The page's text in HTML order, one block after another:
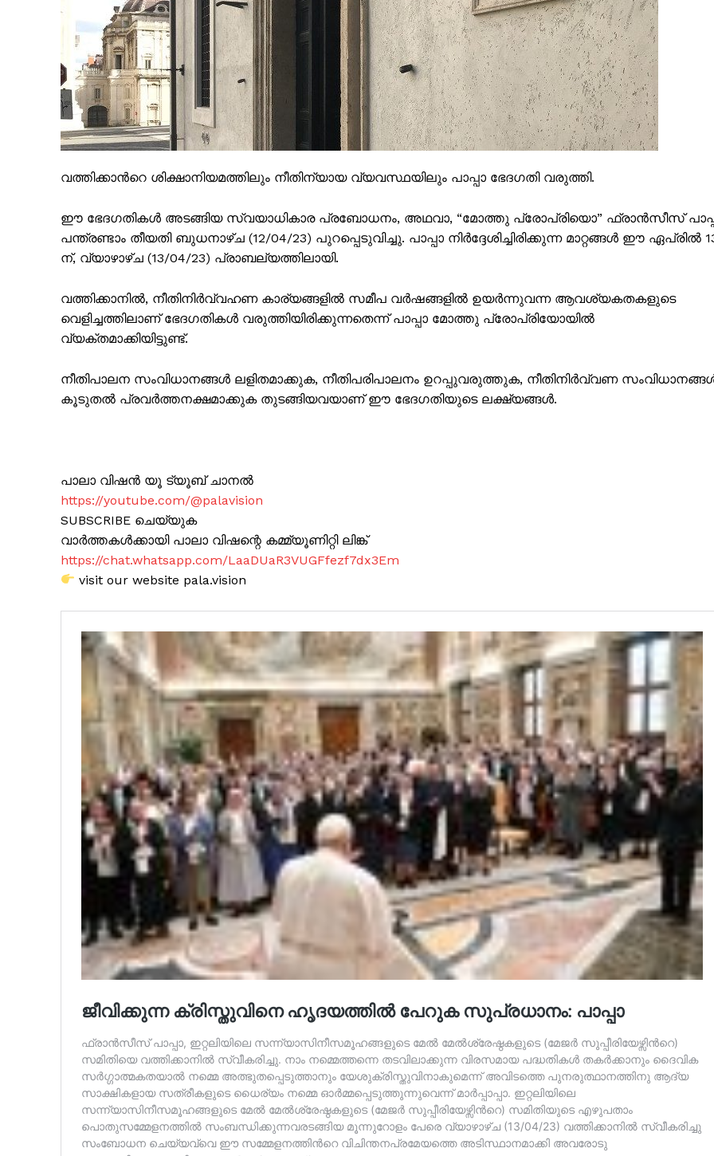
PALA VISION
About
Contact us
Subscription Plans
My account
Grievance Redressal
വത്തിക്കാൻറെ ശിക്ഷാനിയമത്തിലും നീതിന്യായ വ്യവസ്ഥയിലും പാപ്പാ ഭേദഗതി വരുത്തി.
ഈ ഭേദഗതികൾ അടങ്ങിയ സ്വയാധികാര പ്രബോധനം, അഥവാ, “മോത്തു പ്രോപ്രിയൊ” ഫ്രാൻസീസ്
പന്ത്രണ്ടാം തീയതി ബുധനാഴ്ച (12/04/23) പുറപ്പെടുവിച്ചു. പാപ്പാ നിർദ്ദേശിച്ചിരിക്കുന്ന മാറ്റങ്ങൾ ഈ ഏപ്രിൽ
ന്, വ്യാഴാഴ്‌ച (13/04/23) പ്രാബല്യത്തിലായി.
വത്തിക്കാനിൽ, നീതിനിർവ്വഹണ കാര്യങ്ങളിൽ സമീപ വർഷങ്ങളിൽ ഉയർന്നുവന്ന ആവശ്യകതകളുടെ
വെളിച്ചത്തിലാണ് ഭേദഗതികൾ വരുത്തിയിരിക്കുന്നതെന്ന് പാപ്പാ മോത്തു പ്രോപ്രിയോയിൽ
വ്യക്തമാക്കിയിട്ടുണ്ട്.
നീതിപാലന സംവിധാനങ്ങൾ ലളിതമാക്കുക, നീതിപരിപാലനം ഉറപ്പുവരുത്തുക, നീതിനിർവ്വണ
കൂടുതൽ പ്രവർത്തനക്ഷമാക്കുക തുടങ്ങിയവയാണ് ഈ ഭേദഗതിയുടെ ലക്ഷ്യങ്ങൾ.
പാലാ വിഷൻ യൂ ട്യൂബ് ചാനൽ
https://youtube.com/@palavision
SUBSCRIBE ചെയ്യുക
വാർത്തകൾക്കായി പാലാ വിഷന്റെ കമ്മ്യൂണിറ്റി ലിങ്ക്
https://chat.whatsapp.com/LaaDUaR3VUGFfezf7dx3Em
visit our website pala.vision